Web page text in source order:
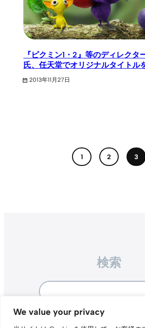
We value your privacy
『ピクミン1・2』等のディレクタ
氏、任天堂でオリジナルタイトル
2013年11月27日
1 2 3
検索